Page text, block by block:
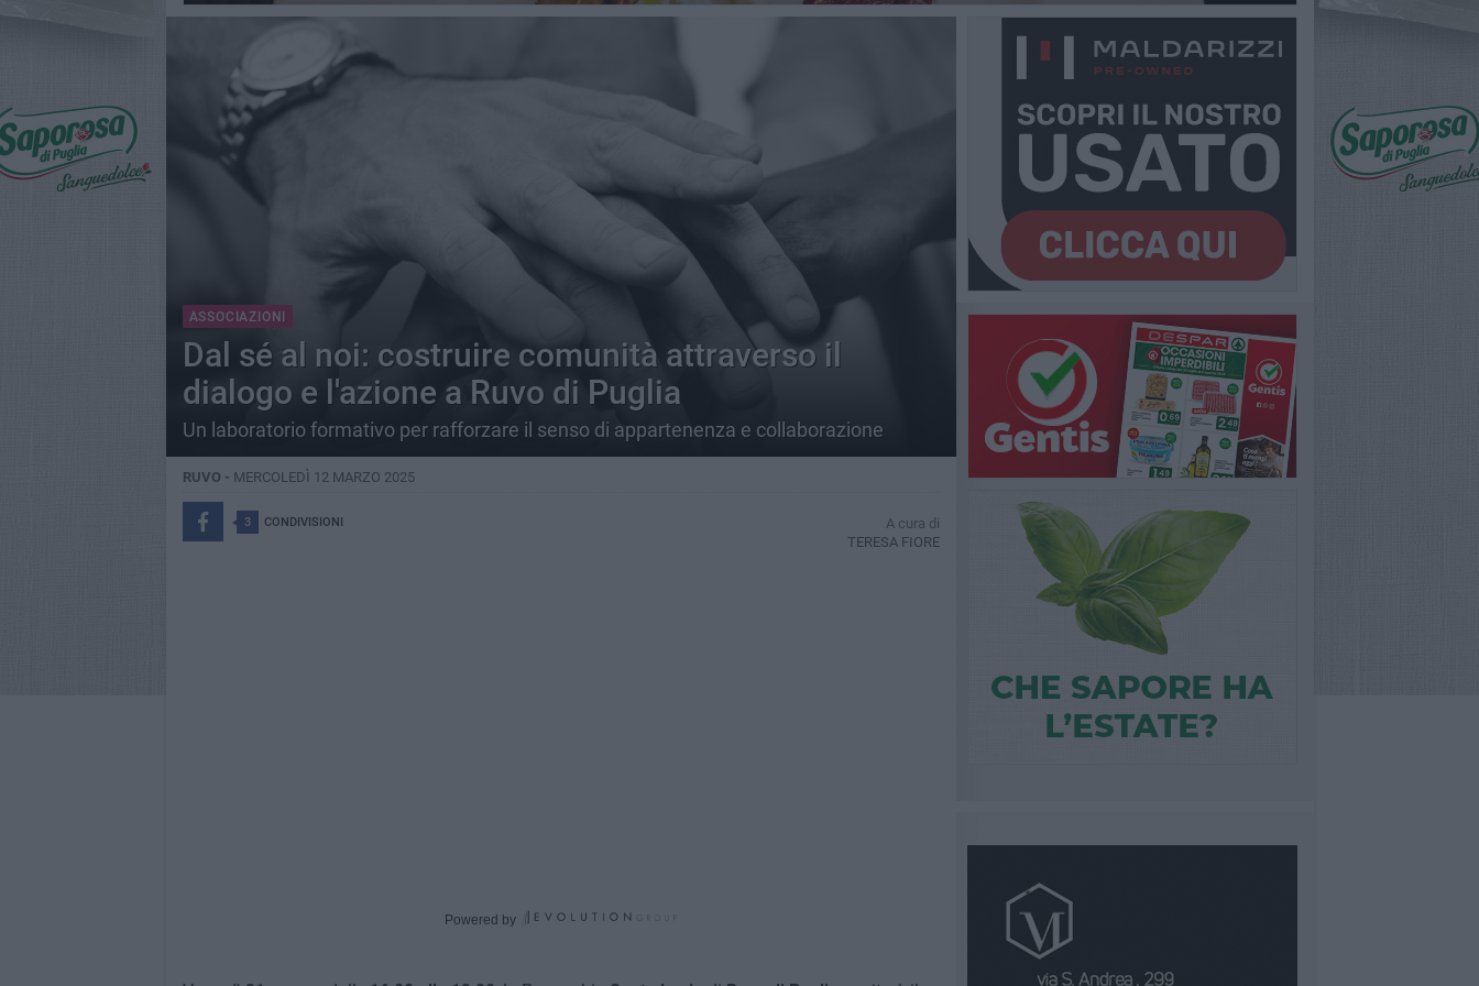
ASSOCIAZIONI
Dal sé al noi: costruire comunità attraverso il
dialogo e l'azione a Ruvo di Puglia
Un laboratorio formativo per rafforzare il senso di appartenenza e collaborazione
RUVO - MERCOLEDÌ 12 MARZO 2025
3 CONDIVISIONI
A cura di
TERESA FIORE
Powered by